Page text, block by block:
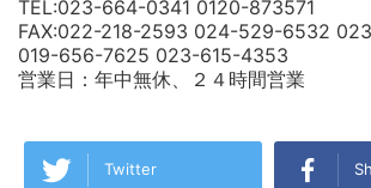
TEL:023-664-0341 0120-873571
FAX:022-218-2593 024-529-6532
019-656-7625 023-615-4353
営業日：年中無休、２４時間営業
Twitter